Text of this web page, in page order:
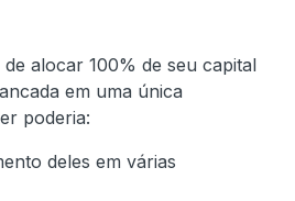
de alocar 100% de seu capital
em uma única
poderia:
deles em várias